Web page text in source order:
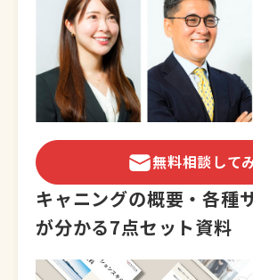
無料相談して
キャニングの概要・各種
が分かる7点セット資料